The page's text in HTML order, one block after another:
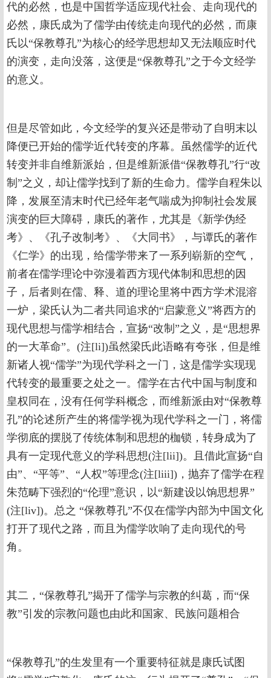
代的必然，也是中国哲学适应现代社会、走向现代的
必然，康氏成为了儒学由传统走向现代的必然，而康
氏以“保教尊孔”为核心的经学思想却又无法顺应时代
的演变，走向没落，这便是“保教尊孔”之于今文经学
的意义。
但是尽管如此，今文经学的复兴还是带动了自明末以
降便已开始的儒学近代转变的序幕。虽然儒学的近代
转变并非自维新派始，但是维新派借“保教尊孔”行“改
制”之义，却让儒学找到了新的生命力。儒学自程朱以
降，发展至清末时代已经年老气喘成为抑制社会发展
演变的巨大障碍，康氏的著作，尤其是《新学伪经
考》、《孔子改制考》、《大同书》，与谭氏的著作
《仁学》的出现，给儒学带来了一系列崭新的空气，
前者在儒学理论中弥漫着西方现代体制和思想的因
子，后者则在儒、释、道的理论里将中西方学术混溶
一炉，梁氏认为二者共同追求的“启蒙意义”将西方的
现代思想与儒学相结合，宣扬“改制”之义，是“思想界
的一大革命”。(注[li])虽然梁氏此语略有夸张，但是维
新诸人视“儒学”为现代学科之一门，这是儒学实现现
代转变的最重要之处之一。儒学在古代中国与制度和
皇权同在，没有任何学科概念，而维新派由对“保教尊
孔”的论述所产生的将儒学视为现代学科之一门，将儒
学彻底的摆脱了传统体制和思想的枷锁，转身成为了
具有一定现代意义的学科思想(注[lii])。且借此宣扬“自
由”、“平等”、“人权”等理念(注[liii])，抛弃了儒学在程
朱范畴下强烈的“伦理”意识，以“新建设以饷思想界”
(注[liv])。总之 “保教尊孔”不仅在儒学内部为中国文化
打开了现代之路，而且为儒学吹响了走向现代的号
角。
其二，“保教尊孔”揭开了儒学与宗教的纠葛，而“保
教”引发的宗教问题也由此和国家、民族问题相合
“保教尊孔”的生发里有一个重要特征就是康氏试图